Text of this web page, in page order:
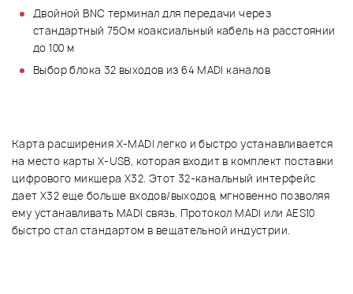
Двойной BNC терминал для передачи через
стандартный 75Ом коаксиальный кабель на расстоянии
до 100 м
Выбор блока 32 выходов из 64 MADI каналов
Карта расширения X-MADI легко и быстро устанавливается
на место карты X-USB, которая входит в комплект поставки
цифрового микшера Х32. Этот 32-канальный интерфейс
дает Х32 еще больше входов/выходов, мгновенно позволяя
ему устанавливать MADI связь. Протокол MADI или AES10
быстро стал стандартом в вещательной индустрии.